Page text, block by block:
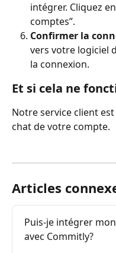
intégrer. Cliquez
comptes”.
Confirmer la
vers votre logiciel
la connexion.
Et si cela ne
Notre service client
chat de votre compte.
Articles
Puis-je intégrer
avec Commitly?